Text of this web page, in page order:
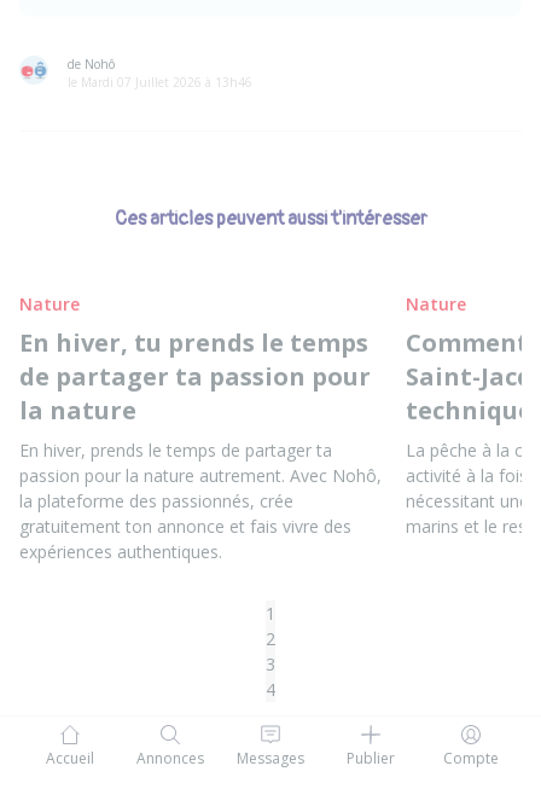
de Nohô
le Mardi 07 Juillet 2026 à 13h46
Ces articles peuvent aussi t'intéresser
Nature
En hiver, tu prends le temps
de partager ta passion pour
la nature
En hiver, prends le temps de partager ta
passion pour la nature autrement. Avec Nohô,
la plateforme des passionnés, crée
gratuitement ton annonce et fais vivre des
expériences authentiques.
Nature
Comment
Saint-
La pêche à la
activité à la fois
nécessitant une
marins et le
1
2
3
4
Accueil Annonces Messages Publier Compte